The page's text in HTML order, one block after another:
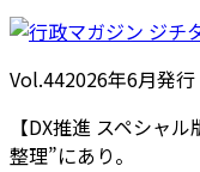
Vol.442026年6月発行
【DX推進 スペシャ
整理”にあり。